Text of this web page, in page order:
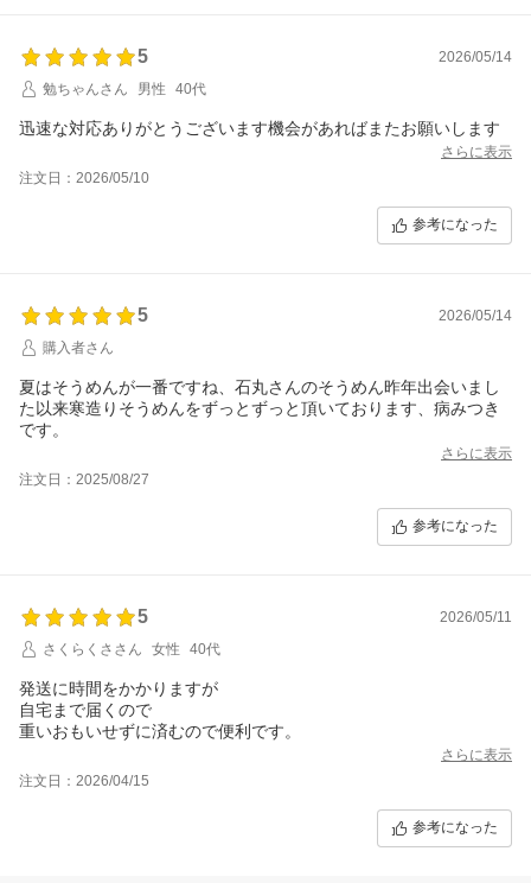
5
2026/05/14
勉ちゃんさん
男性 40代
迅速な対応ありがとうございます機会があればまたお願いします
さらに表示
注文日：2026/05/10
参考になった
5
2026/05/14
購入者さん
夏はそうめんが一番ですね、石丸さんのそうめん昨年出会いまし
た以来寒造りそうめんをずっとずっと頂いております、病みつき
です。
さらに表示
注文日：2025/08/27
参考になった
5
2026/05/11
さくらくささん
女性 40代
発送に時間をかかりますが
自宅まで届くので
さらに表示
注文日：2026/04/15
参考になった